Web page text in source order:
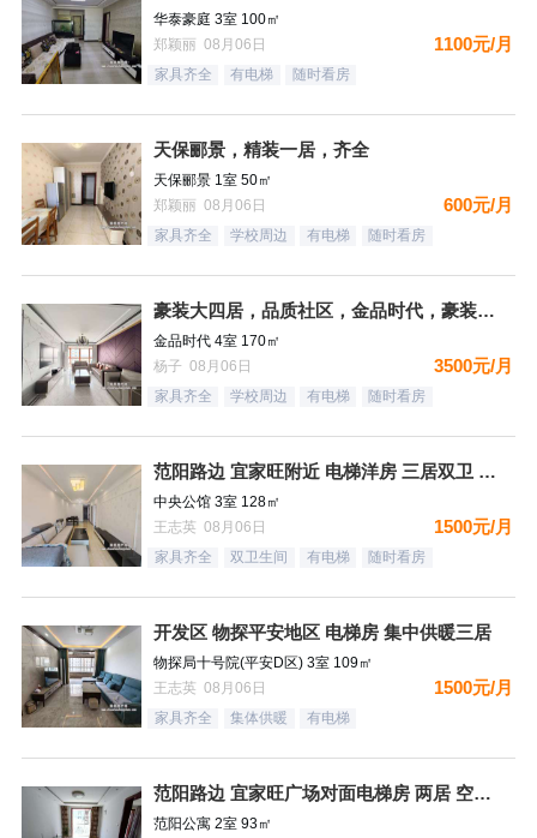
华泰豪庭 3室 100㎡
郑颖丽 08月06日
1100元/月
家具齐全 有电梯 随时看房
天保郦景，精装一居，齐全
天保郦景 1室 50㎡
郑颖丽 08月06日
600元/月
家具齐全 学校周边 有电梯 随时看房
豪装大四居，品质社区，金品时代，豪装双卫，看房有钥匙
金品时代 4室 170㎡
杨子 08月06日
3500元/月
家具齐全 学校周边 有电梯 随时看房
范阳路边 宜家旺附近 电梯洋房 三居双卫 有钥匙
中央公馆 3室 128㎡
王志英 08月06日
1500元/月
家具齐全 双卫生间 有电梯 随时看房
开发区 物探平安地区 电梯房 集中供暖三居
物探局十号院(平安D区) 3室 109㎡
王志英 08月06日
1500元/月
家具齐全 集体供暖 有电梯
范阳路边 宜家旺广场对面电梯房 两居 空房 可配齐
范阳公寓 2室 93㎡